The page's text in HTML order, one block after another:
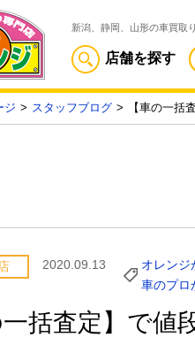
新潟、静岡、山形の車買取
店舗を探す
ジ スタッフブログ 【車の一
2020.09.13
オレンジ
車のプロ
一括査定】で